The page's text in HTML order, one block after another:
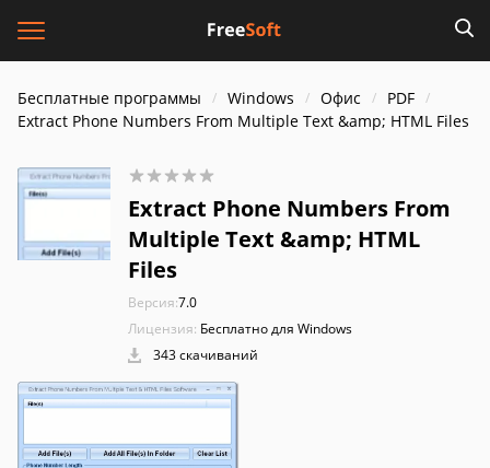
Бесплатные программы Windows Офис
PDF
Extract Phone Numbers From Multiple Text &amp; HTML Files
Extract Phone Numbers From
Multiple Text &amp; HTML
Files
Версия:7.0
Лицензия: Бесплатно для Windows
343 скачиваний